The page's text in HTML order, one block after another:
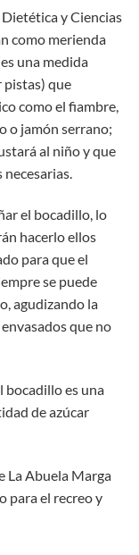
y Ciencias
como merienda
una medida
pistas) que
como el fiambre,
o jamón serrano;
al niño y que
el bocadillo, lo
hacerlo ellos
para que el
se puede
agudizando la
que no
bocadillo es una
de azúcar
La Abuela Marga
para el recreo y